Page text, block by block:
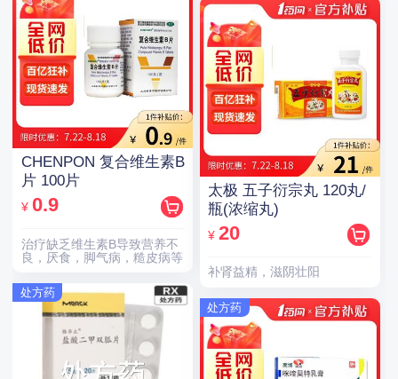
CHENPON 复合维生素B
片 100片
¥ 0.9
治疗缺乏维生素B导致营养不
良，厌食，脚气病，糙皮病等
处方药
太极 五子衍宗丸 120丸/
瓶(浓缩丸)
¥ 20
补肾益精，滋阴壮阳
处方药